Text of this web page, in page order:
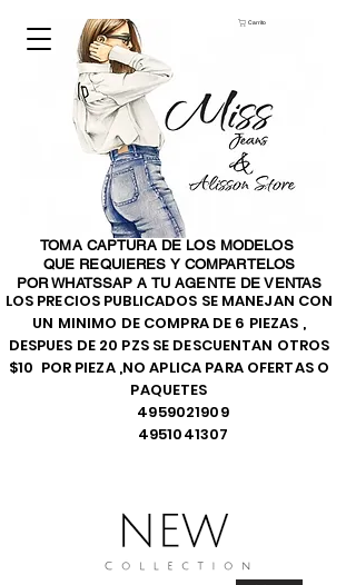
LOS PRECIOS PUBLICADOS SE MANEJAN CON
UN MINIMO DE COMPRA DE 6 PIEZAS ,
DESPUES DE 20 PZS SE DESCUENTAN OTROS
$10 POR PIEZA ,NO APLICA PARA OFERTAS O
PAQUETES
4959021909
4951041307
TOMA CAPTURA DE LOS MODELOS
QUE REQUIERES Y COMPARTELOS
POR WHATSSAP A TU AGENTE DE VENTAS
Carrito